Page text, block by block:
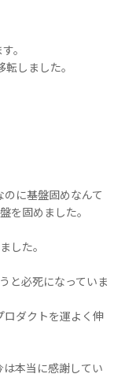
。
しました。
に基盤固めなんて
を固めました。
した。
と必死になっていま
ロダクトを運よく伸
本当に感謝してい